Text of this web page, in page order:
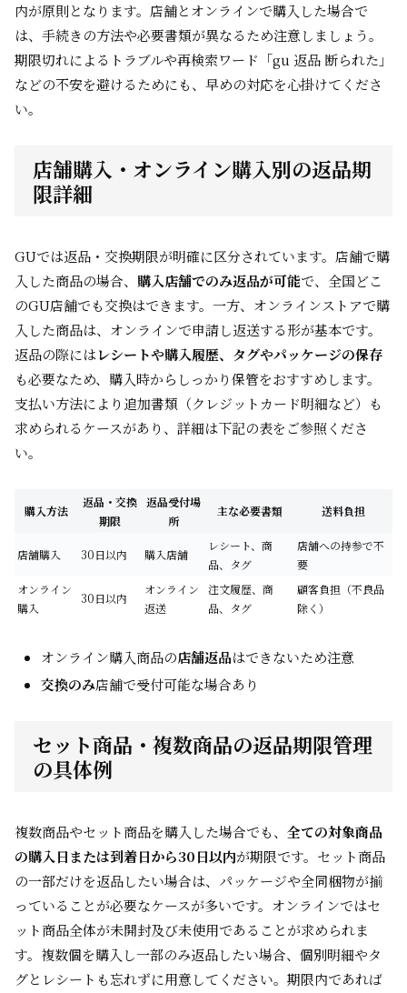
内が原則となります。店舗とオンラインで購入した場合で
は、手続きの方法や必要書類が異なるため注意しましょう。
期限切れによるトラブルや再検索ワード「gu 返品 断られた」
などの不安を避けるためにも、早めの対応を心掛けてくださ
い。
店舗購入・オンライン購入別の返品期
限詳細
GUでは返品・交換期限が明確に区分されています。店舗で購
入した商品の場合、 購入店舗でのみ返品が可能で、全国どこ
のGU店舗でも交換はできます。一方、オンラインストアで購
入した商品は、オンラインで申請し返送する形が基本です。
返品の際にはレシートや購入履歴、タグやパッケージの保存
も必要なため、購入時からしっかり保管をおすすめします。
支払い方法により追加書類（クレジットカード明細など）も
求められるケースがあり、詳細は下記の表をご参照くださ
い。
購入方法
返品・交換
期限
返品受付場
所
主な必要書類 送料負担
店舗購入 30日以内 購入店舗
レシート、商
品、タグ
店舗への持参で不
要
オンライン
購入
30日以内
オンライン
返送
注文履歴、商
品、タグ
顧客負担（不良品
除く）
オンライン購入商品の店舗返品はできないため注意
交換のみ店舗で受付可能な場合あり
セット商品・複数商品の返品期限管理
の具体例
複数商品やセット商品を購入した場合でも、 全ての対象商品
の購入日または到着日から30日以内が期限です。セット商品
の一部だけを返品したい場合は、パッケージや全同梱物が揃
っていることが必要なケースが多いです。オンラインではセ
ット商品全体が未開封及び未使用であることが求められま
す。複数個を購入し一部のみ返品したい場合、個別明細やタ
グとレシートも忘れずに用意してください。期限内であれば